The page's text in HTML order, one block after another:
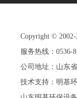
Copyright©2002-
服务热线：0536-
公司地址：山东
技术支持： 明基